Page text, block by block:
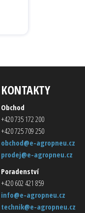
KONTAKTY
Obchod
+420 735 172 200
+420 725 709 250
obchod@e-agropneu.cz
prodej@e-agropneu.cz
Poradenství
+420 602 421 859
info@e-agropneu.cz
technik@e-agropneu.cz